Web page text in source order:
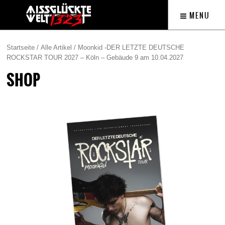
MENU
Startseite / Alle Artikel / Moonkid -DER LETZTE DEUTSCHE
ROCKSTAR TOUR 2027 – Köln – Gebäude 9 am 10.04.2027
SHOP